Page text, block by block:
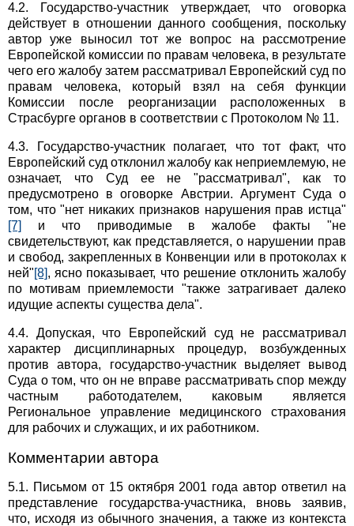
4.2. Государство-участник утверждает, что оговорка
действует в отношении данного сообщения, поскольку
автор уже выносил тот же вопрос на рассмотрение
Европейской комиссии по правам человека, в результате
чего его жалобу затем рассматривал Европейский суд по
правам человека, который взял на себя функции
Комиссии после реорганизации расположенных в
Страсбурге органов в соответствии с Протоколом № 11.
4.3. Государство-участник полагает, что тот факт, что
Европейский суд отклонил жалобу как неприемлемую, не
означает, что Суд ее не "рассматривал", как то
предусмотрено в оговорке Австрии. Аргумент Суда о
том, что "нет никаких признаков нарушения прав истца"
[7]
и что приводимые в жалобе факты "не
свидетельствуют, как представляется, о нарушении прав
и свобод, закрепленных в Конвенции или в протоколах к
ней"[8], ясно показывает, что решение отклонить жалобу
по мотивам приемлемости "также затрагивает далеко
идущие аспекты существа дела".
4.4. Допуская, что Европейский суд не рассматривал
характер дисциплинарных процедур, возбужденных
против автора, государство-участник выделяет вывод
Суда о том, что он не вправе рассматривать спор между
частным работодателем, каковым является
Региональное управление медицинского страхования
для рабочих и служащих, и их работником.
Комментарии автора
5.1. Письмом от 15 октября 2001 года автор ответил на
представление государства-участника, вновь заявив,
что, исходя из обычного значения, а также из контекста